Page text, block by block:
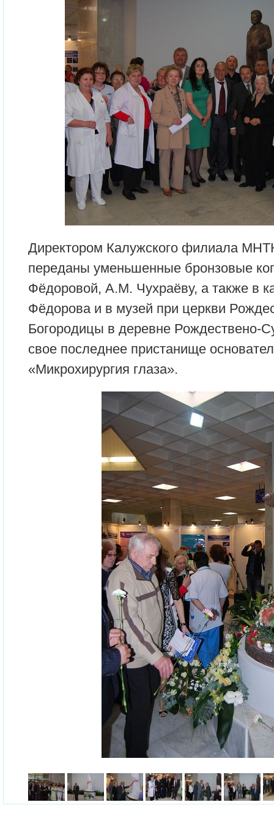
Директором Калужского филиала
переданы уменьшенные бронзовые
Фёдоровой, А.М. Чухраёву, а также в
Фёдорова и в музей при церкви
Богородицы в деревне Рождествено-
свое последнее пристанище
«Микрохирургия глаза».